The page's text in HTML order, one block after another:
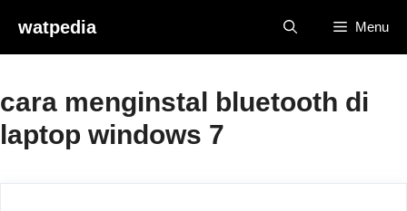
content
watpedia Menu
cara menginstal bluetooth di
laptop windows 7